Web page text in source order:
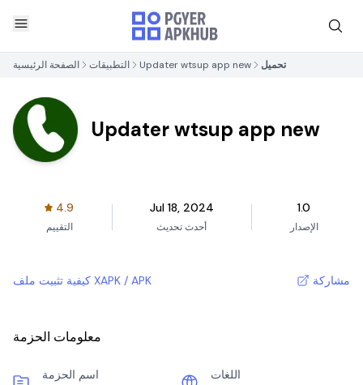
الصفحة الرئيسية التطبيقات Updater wtsup app new تحميل
Updater wtsup app new
4.9
التقييم
Jul 18, 2024
أحدث تحديث
1.0
الإصدار
كيفية تثبيت ملف XAPK / APK مشاركة
معلومات الحزمة
اسم الحزمة اللغات